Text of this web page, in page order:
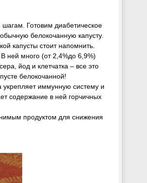
шагам. Готовим диабетическое
белокочанную капусту.
капусты стоит напомнить.
ней много (от 2,4%до 6,9%)
йод и клетчатка – все это
белокочанной!
укрепляет иммунную систему и
содержание в ней горчичных
продуктом для снижения